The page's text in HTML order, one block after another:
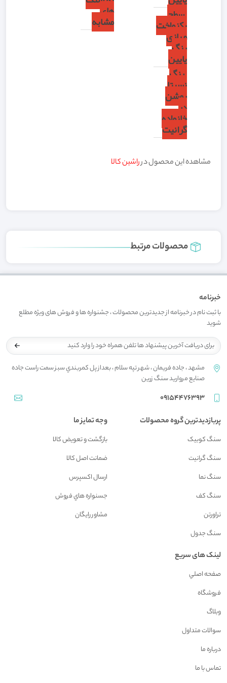
سطح
یکنواخت
و بازی
رنگ
پایین
رنگ
نسبتا
روشن
در
خانواده
گرانیت
های
مشابه
مشاهده این محصول درراشین کالا
محصولات مرتبط
خبرنامه
با ثبت نام در خبرنامه از جدیدترین محصولات ، جشنواره ها و فروش های ویژه مطلع
شوید
مشهد ، جاده فريمان ، شهر تپه سلام ، بعداز پل کمربندي سبز سمت راست جاده
صنايع مرواريد سنگ زرين
09154476393
پربازدیدترین گروه محصولات
سنگ کوبیک
سنگ گرانیت
سنگ نما
سنگ کف
تراورتن
سنگ جدول
وجه تمایز ما
بازگشت و تعويض کالا
ضمانت اصل کالا
ارسال اکسپرس
جسنواره هاي فروش
مشاور رايگان
لینک های سریع
صفحه اصلي
فروشگاه
وبلاگ
سوالات متداول
درباره ما
تماس با ما